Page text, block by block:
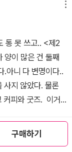
구매하기
추를 눌러서 올리
음 이렇게 했는데,
님(예스24 고객)
라는 ‘오류’였다고
에 글을 쓸 수 있
릴 적에 ‘18초’가
다가 그냥 ‘18
. 말도 말썽도 많은
림을 하나 올릴 적에
hbookl
, 알라딘서재 '사진
통 못 쓰고.. <제2
양이 많은 건 둘째
.아니 다 변명이다..
사지 않았다. 물론
와 굿즈. 이거
마녀 네네칫>은 1
는데 5권이 없길
니 첫째가 아주 재
더보기